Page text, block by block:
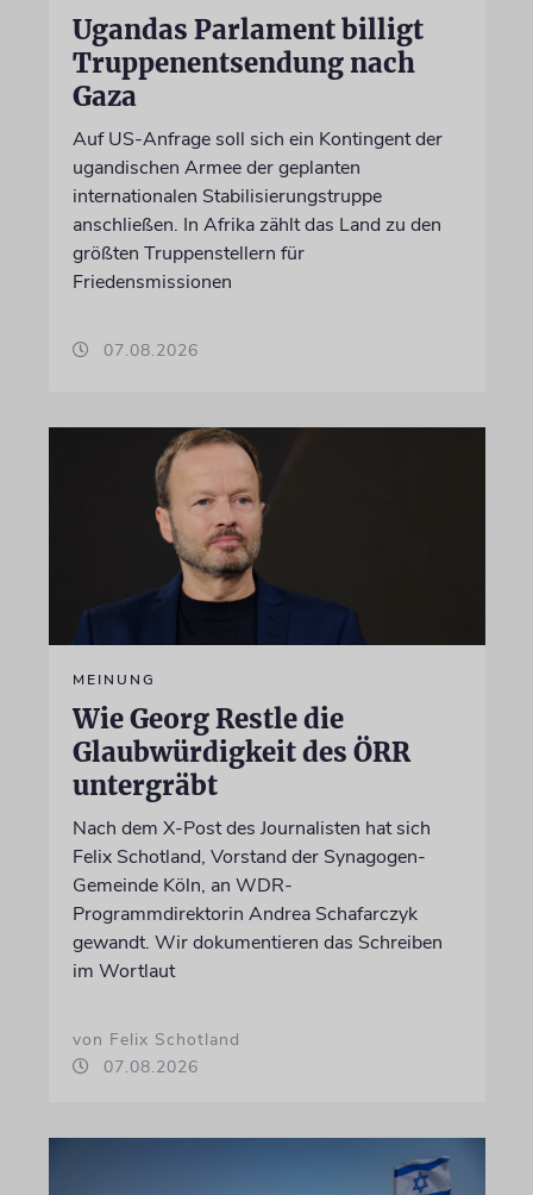
Ugandas Parlament billigt
Truppenentsendung nach
Gaza
Auf US-Anfrage soll sich ein Kontingent der
ugandischen Armee der geplanten
internationalen Stabilisierungstruppe
anschließen. In Afrika zählt das Land zu den
größten Truppenstellern für
Friedensmissionen
07.08.2026
MEINUNG
Wie Georg Restle die
Glaubwürdigkeit des ÖRR
untergräbt
Nach dem X-Post des Journalisten hat sich
Felix Schotland, Vorstand der Synagogen-
Gemeinde Köln, an WDR-
Programmdirektorin Andrea Schafarczyk
gewandt. Wir dokumentieren das Schreiben
im Wortlaut
von Felix Schotland
07.08.2026